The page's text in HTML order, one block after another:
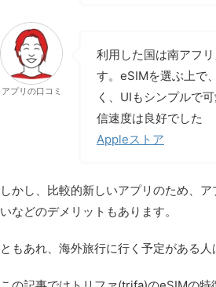
アプリの口コミ
利用した国は南アフ
す。eSIMを選ぶ上で
く、UIもシンプルで
信速度は良好でした
Appleストア
しかし、比較的新しいアプリのため、
いなどのデメリットもあります。
ともあれ、海外旅行に行く予定がある